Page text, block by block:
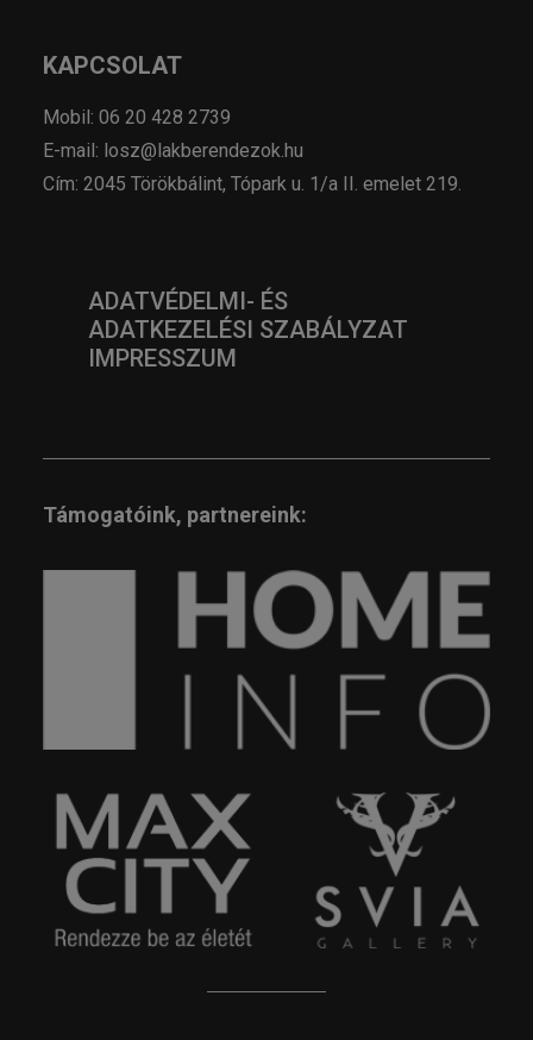
KAPCSOLAT
Mobil: 06 20 428 2739
E-mail: losz@lakberendezok.hu
Cím: 2045 Törökbálint, Tópark u. 1/a II. emelet 219.
ADATVÉDELMI- ÉS
ADATKEZELÉSI SZABÁLYZAT
IMPRESSZUM
Támogatóink, partnereink: